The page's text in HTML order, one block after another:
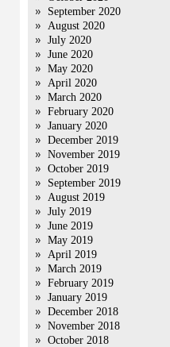
September 2020
August 2020
July 2020
June 2020
May 2020
April 2020
March 2020
February 2020
January 2020
December 2019
November 2019
October 2019
September 2019
August 2019
July 2019
June 2019
May 2019
April 2019
March 2019
February 2019
January 2019
December 2018
November 2018
October 2018